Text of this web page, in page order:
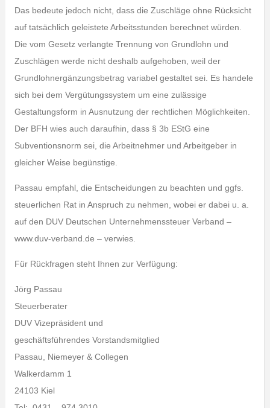
Das bedeute jedoch nicht, dass die Zuschläge ohne Rücksicht
auf tatsächlich geleistete Arbeitsstunden berechnet würden.
Die vom Gesetz verlangte Trennung von Grundlohn und
Zuschlägen werde nicht deshalb aufgehoben, weil der
Grundlohnergänzungsbetrag variabel gestaltet sei. Es handele
sich bei dem Vergütungssystem um eine zulässige
Gestaltungsform in Ausnutzung der rechtlichen Möglichkeiten.
Der BFH wies auch daraufhin, dass § 3b EStG eine
Subventionsnorm sei, die Arbeitnehmer und Arbeitgeber in
gleicher Weise begünstige.
Passau empfahl, die Entscheidungen zu beachten und ggfs.
steuerlichen Rat in Anspruch zu nehmen, wobei er dabei u. a.
auf den DUV Deutschen Unternehmenssteuer Verband –
www.duv-verband.de – verwies.
Für Rückfragen steht Ihnen zur Verfügung:
Jörg Passau
Steuerberater
DUV Vizepräsident und
geschäftsführendes Vorstandsmitglied
Passau, Niemeyer & Collegen
Walkerdamm 1
24103 Kiel